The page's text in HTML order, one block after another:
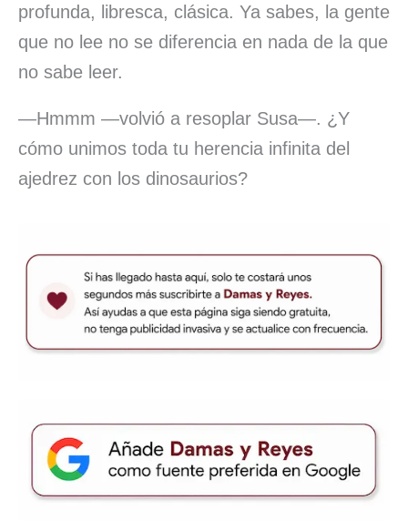
profunda, libresca, clásica. Ya sabes, la gente
que no lee no se diferencia en nada de la que
no sabe leer.
—Hmmm —volvió a resoplar Susa—. ¿Y
cómo unimos toda tu herencia infinita del
ajedrez con los dinosaurios?